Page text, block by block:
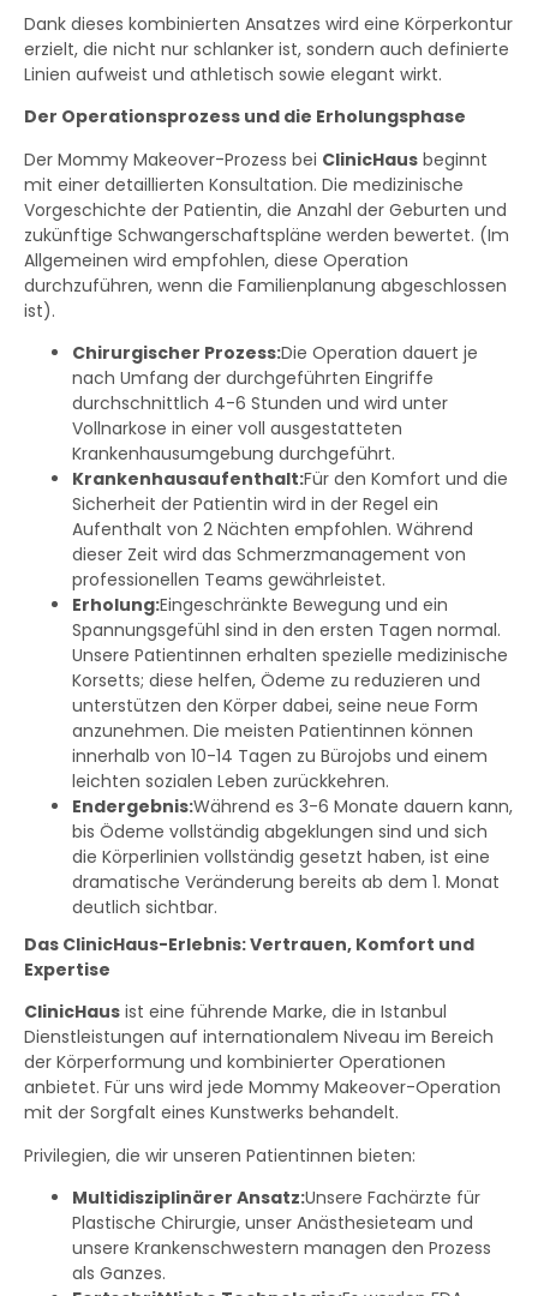
Dank dieses kombinierten Ansatzes wird eine Körperkontur
erzielt, die nicht nur schlanker ist, sondern auch definierte
Linien aufweist und athletisch sowie elegant wirkt.
Der Operationsprozess und die Erholungsphase
Der Mommy Makeover-Prozess bei ClinicHaus beginnt
mit einer detaillierten Konsultation. Die medizinische
Vorgeschichte der Patientin, die Anzahl der Geburten und
zukünftige Schwangerschaftspläne werden bewertet. (Im
Allgemeinen wird empfohlen, diese Operation
durchzuführen, wenn die Familienplanung abgeschlossen
ist).
Chirurgischer Prozess:Die Operation dauert je
nach Umfang der durchgeführten Eingriffe
durchschnittlich 4-6 Stunden und wird unter
Vollnarkose in einer voll ausgestatteten
Krankenhausumgebung durchgeführt.
Krankenhausaufenthalt:Für den Komfort und die
Sicherheit der Patientin wird in der Regel ein
Aufenthalt von 2 Nächten empfohlen. Während
dieser Zeit wird das Schmerzmanagement von
professionellen Teams gewährleistet.
Erholung:Eingeschränkte Bewegung und ein
Spannungsgefühl sind in den ersten Tagen normal.
Unsere Patientinnen erhalten spezielle medizinische
Korsetts; diese helfen, Ödeme zu reduzieren und
unterstützen den Körper dabei, seine neue Form
anzunehmen. Die meisten Patientinnen können
innerhalb von 10-14 Tagen zu Bürojobs und einem
leichten sozialen Leben zurückkehren.
Endergebnis:Während es 3-6 Monate dauern kann,
bis Ödeme vollständig abgeklungen sind und sich
die Körperlinien vollständig gesetzt haben, ist eine
dramatische Veränderung bereits ab dem 1. Monat
deutlich sichtbar.
Das ClinicHaus-Erlebnis: Vertrauen, Komfort und
Expertise
ClinicHaus ist eine führende Marke, die in Istanbul
Dienstleistungen auf internationalem Niveau im Bereich
der Körperformung und kombinierter Operationen
anbietet. Für uns wird jede Mommy Makeover-Operation
mit der Sorgfalt eines Kunstwerks behandelt.
Privilegien, die wir unseren Patientinnen bieten:
Multidisziplinärer Ansatz:Unsere Fachärzte für
Plastische Chirurgie, unser Anästhesieteam und
unsere Krankenschwestern managen den Prozess
als Ganzes.